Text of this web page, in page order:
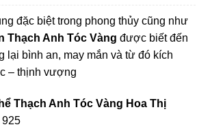
đặc biệt trong phong thủy cũng như
Thạch Anh Tóc Vàng được biết đến
lại bình an, may mắn và từ đó kích
– thịnh vượng
Thạch Anh Tóc Vàng Hoa Thị
925